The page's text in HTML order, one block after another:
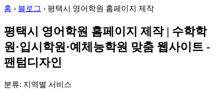
홈 › 블로그 › 평택시 영어학원 홈페이지 제작
평택시 영어학원 홈페이지 제작 | 수학학
원·입시학원·예체능학원 맞춤 웹사이트 -
팬텀디자인
분류: 지역별 서비스